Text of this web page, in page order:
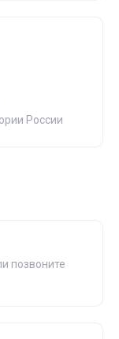
России
позвоните